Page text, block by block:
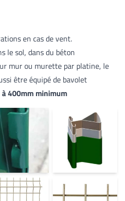
en cas de vent.
le sol, dans du béton
mur ou murette par platine, le
être équipé de bavolet
400mm minimum